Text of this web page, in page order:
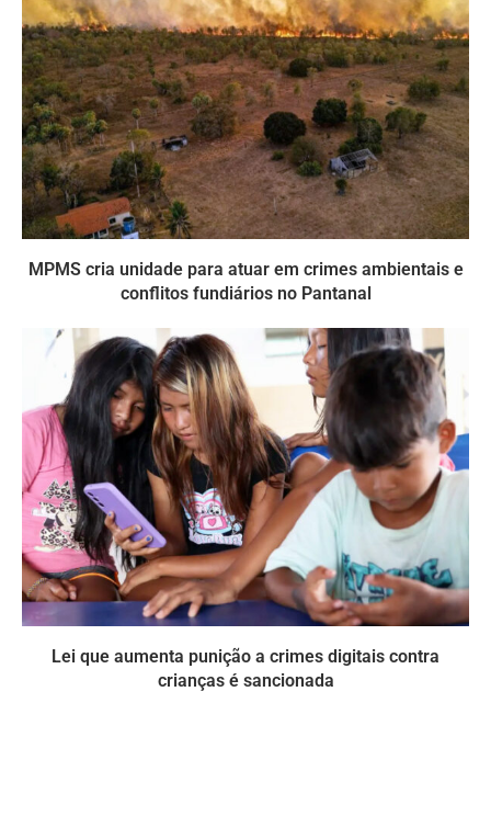
MPMS cria unidade para atuar em crimes ambientais e
conflitos fundiários no Pantanal
Lei que aumenta punição a crimes digitais contra
crianças é sancionada